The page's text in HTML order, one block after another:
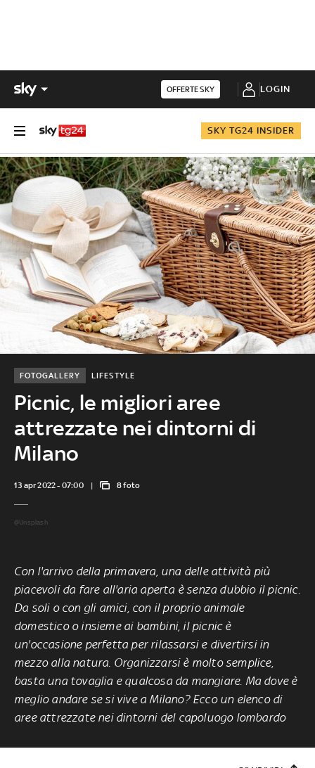
OFFERTE SKY LOGIN
SKY TG24 INSIDER
Picnic, le migliori aree
attrezzate nei dintorni di
Milano
LIFESTYLE
FOTOGALLERY
13 apr 2022 - 07:00 8 foto
@Unsplash
Con l'arrivo della primavera, una delle attività più
piacevoli da fare all'aria aperta è senza dubbio ilpicnic.
Da soli o con gli amici, con il proprio animale
domestico o insieme ai bambini, il picnic è
un'occasione perfetta per rilassarsi e divertirsi in
mezzo alla natura. Organizzarsi è molto semplice,
basta una tovagliae qualcosa da mangiare. Ma dove è
meglio andare se si vive a Milano? Ecco un elenco di
aree attrezzate nei dintorni del capoluogo lombardo